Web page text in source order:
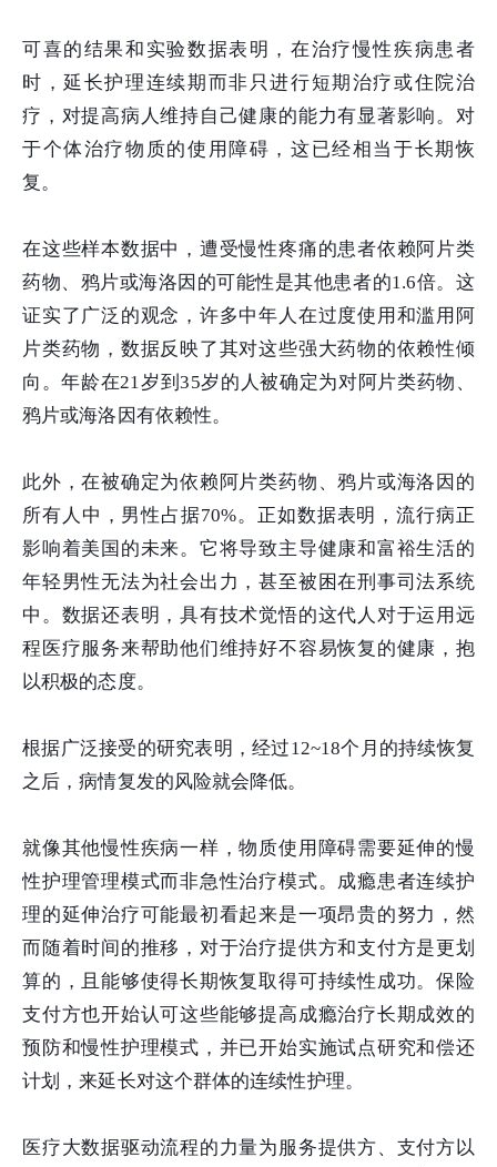
可喜的结果和实验数据表明，在治疗慢性疾病患者
时，延长护理连续期而非只进行短期治疗或住院治
疗，对提高病人维持自己健康的能力有显著影响。对
于个体治疗物质的使用障碍，这已经相当于长期恢
复。
在这些样本数据中，遭受慢性疼痛的患者依赖阿片类
药物、鸦片或海洛因的可能性是其他患者的1.6倍。这
证实了广泛的观念，许多中年人在过度使用和滥用阿
片类药物，数据反映了其对这些强大药物的依赖性倾
向。年龄在21岁到35岁的人被确定为对阿片类药物、
鸦片或海洛因有依赖性。
此外，在被确定为依赖阿片类药物、鸦片或海洛因的
所有人中，男性占据70%。正如数据表明，流行病正
影响着美国的未来。它将导致主导健康和富裕生活的
年轻男性无法为社会出力，甚至被困在刑事司法系统
中。数据还表明，具有技术觉悟的这代人对于运用远
程医疗服务来帮助他们维持好不容易恢复的健康，抱
以积极的态度。
根据广泛接受的研究表明，经过12~18个月的持续恢复
之后，病情复发的风险就会降低。
就像其他慢性疾病一样，物质使用障碍需要延伸的慢
性护理管理模式而非急性治疗模式。成瘾患者连续护
理的延伸治疗可能最初看起来是一项昂贵的努力，然
而随着时间的推移，对于治疗提供方和支付方是更划
算的，且能够使得长期恢复取得可持续性成功。保险
支付方也开始认可这些能够提高成瘾治疗长期成效的
预防和慢性护理模式，并已开始实施试点研究和偿还
计划，来延长对这个群体的连续性护理。
医疗大数据驱动流程的力量为服务提供方、支付方以